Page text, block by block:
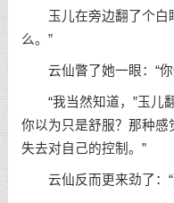
玉儿在旁边翻了个白
么。”
云仙瞥了她一眼：“你
“我当然知道，”玉儿翻
你以为只是舒服？那种感
失去对自己的控制。”
云仙反而更来劲了：“